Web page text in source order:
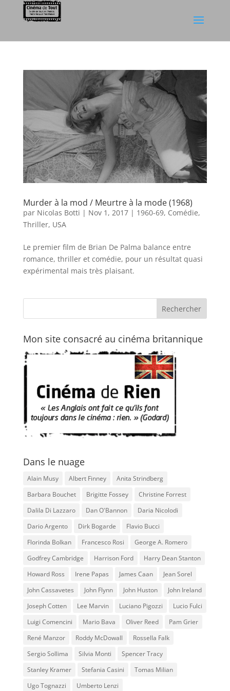
Murder à la mod / Meurtre à la mode (1968)
par Nicolas Botti | Nov 1, 2017| 1960-69, Comédie,
Thriller, USA
Le premier film de Brian De Palma balance entre
romance, thriller et comédie, pour un résultat quasi
expérimental mais très plaisant.
Mon site consacré au cinéma britannique
Dans le nuage
Alain Musy Albert Finney
Anita Strindberg
Barbara Bouchet
Brigitte Fossey
Christine Forrest
Dalila Di Lazzaro
Dan O'Bannon
Daria Nicolodi
Dario Argento
Dirk Bogarde
Flavio Bucci
Florinda Bolkan
Francesco Rosi
George A. Romero
Godfrey Cambridge
Harrison Ford
Harry Dean Stanton
Howard Ross
Irene Papas James Caan
Jean Sorel
John Cassavetes
John Flynn John Huston
John Ireland
Joseph Cotten
Lee Marvin Luciano Pigozzi
Lucio Fulci
Luigi Comencini
Mario Bava Oliver Reed
Pam Grier
René Manzor
Roddy McDowall
Rossella Falk
Sergio Sollima
Silvia Monti
Spencer Tracy
Stanley Kramer
Stefania Casini
Tomas Milian
Ugo Tognazzi
Umberto Lenzi